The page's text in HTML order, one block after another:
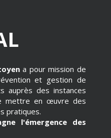
a pour mission de
et gestion de
auprès des instances
mettre en œuvre des
pratiques.
l'émergence des